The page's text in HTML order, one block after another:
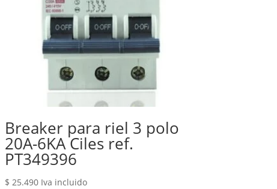
Breaker para riel 3 polo
20A-6KA Ciles ref.
PT349396
$ 25.490 Iva incluido